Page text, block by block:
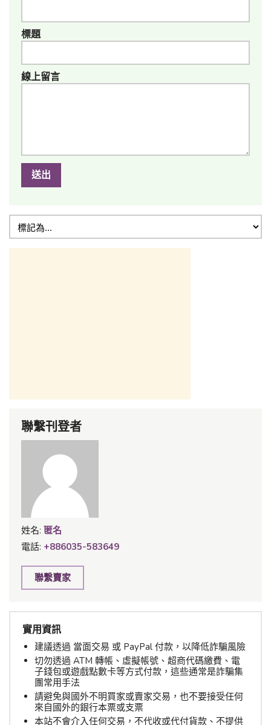
標題
線上留言
送出
聯繫刊登者
姓名: 匿名
電話: +886035-583649
聯繫賣家
實用資訊
建議透過 當面交易 或 PayPal 付款，以降低詐騙風險
切勿透過 ATM 轉帳、虛擬帳號、超商代碼繳費、電
子錢包或遊戲點數卡等方式付款，這些通常是詐騙集
團常用手法
請避免與國外不明買家或賣家交易，也不要接受任何
來自國外的銀行本票或支票
本站不會介入任何交易，不代收或代付貨款、不提供